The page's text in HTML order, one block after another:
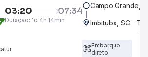
03:20 07:34
Duração: 1d 4h 14min
Campo Grande,
Imbituba, SC -
Embarque
direto